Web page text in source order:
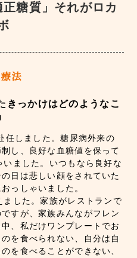
正糖質」それがロカ
きっかけはどのようなこ
任しました。糖尿病外来の
し、良好な血糖値を保って
ました。いつもなら良好な
日は悲しい顔をされていた
っしゃいました。
ました。家族がレストランで
すが、家族みんながフレン
、私だけワンプレートでお
を食べられない、自分は自
を食べることができない、